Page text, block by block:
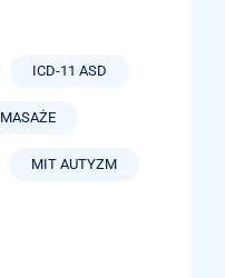
ICD-11 ASD
MASAŻE
MIT AUTYZM